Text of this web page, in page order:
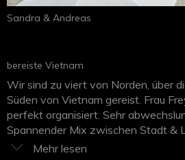
Sandra & Andreas
bereiste Vietnam
Wir sind zu viert von Norden, über
Süden von Vietnam gereist. Frau
perfekt organisiert. Sehr
Spannender Mix zwischen Stadt &
bestens geklappt. Die Hotels waren